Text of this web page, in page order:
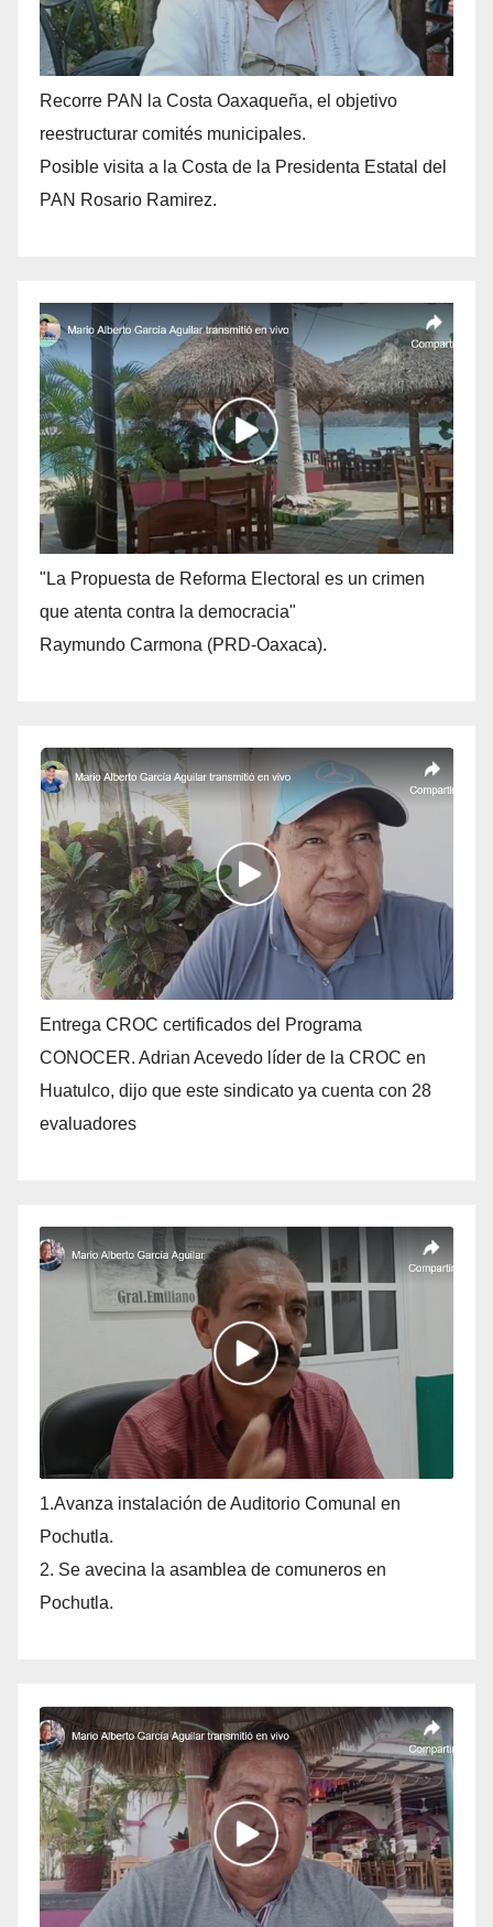
Recorre PAN la Costa Oaxaqueña, el objetivo
reestructurar comités municipales.
Posible visita a la Costa de la Presidenta Estatal del
PAN Rosario Ramirez.
"La Propuesta de Reforma Electoral es un crimen
que atenta contra la democracia"
Raymundo Carmona (PRD-Oaxaca).
Entrega CROC certificados del Programa
CONOCER. Adrian Acevedo líder de la CROC en
Huatulco, dijo que este sindicato ya cuenta con 28
evaluadores
1.Avanza instalación de Auditorio Comunal en
Pochutla.
2. Se avecina la asamblea de comuneros en
Pochutla.